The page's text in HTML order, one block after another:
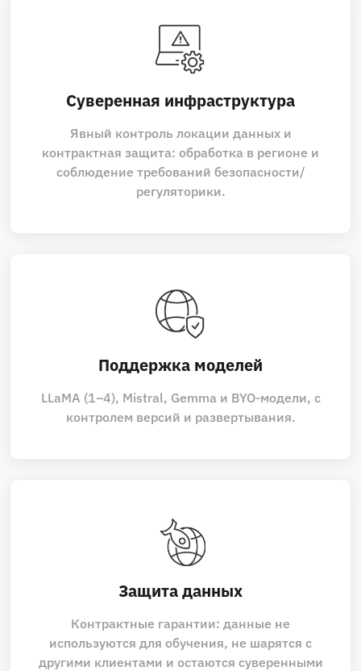
Суверенная инфраструктура
Явный контроль локации данных и
контрактная защита: обработка в регионе и
соблюдение требований безопасности/
регуляторики.
Поддержка моделей
LLaMA (1–4), Mistral, Gemma и BYO‑модели, с
контролем версий и развертывания.
Защита данных
Контрактные гарантии: данные не
используются для обучения, не шарятся с
другими клиентами и остаются суверенными